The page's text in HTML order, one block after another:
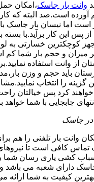
وانت بار جاسک،امکان
آورده است.صد البته که
اما نیسان بار جاسک
پس این کار برآید.با
کوچکترین خسارتی به
میزان و حجم بار شما کم
از وانت استفاده
باید حجم و وزن
گزینه را انتخاب
خواهند کرد پس خیالتان
جابجایی با شما خواهد
در جاسک
وانت بار تلفنی را هم
تماس کافی است تا
کشی یاری رسان شما
دارای شعبه می باشد
کیفیت به شما ارائه